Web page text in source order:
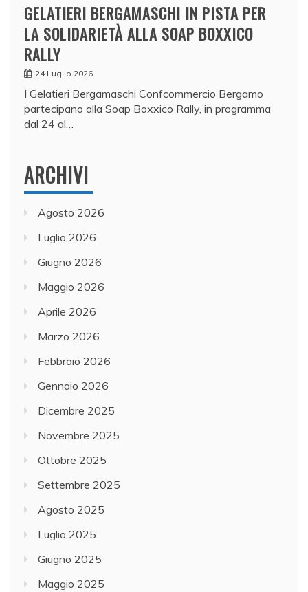
GELATIERI BERGAMASCHI IN PISTA PER
LA SOLIDARIETÀ ALLA SOAP BOXXICO
RALLY
24 Luglio 2026
I Gelatieri Bergamaschi Confcommercio Bergamo
partecipano alla Soap Boxxico Rally, in programma
dal 24 al…
ARCHIVI
Agosto 2026
Luglio 2026
Giugno 2026
Maggio 2026
Aprile 2026
Marzo 2026
Febbraio 2026
Gennaio 2026
Dicembre 2025
Novembre 2025
Ottobre 2025
Settembre 2025
Agosto 2025
Luglio 2025
Giugno 2025
Maggio 2025